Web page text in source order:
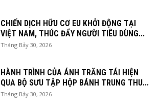
CHIẾN DỊCH HỮU CƠ EU KHỞI ĐỘNG TẠI
VIỆT NAM, THÚC ĐẨY NGƯỜI TIÊU DÙNG...
Tháng Bảy 30, 2026
HÀNH TRÌNH CỦA ÁNH TRĂNG TÁI HIỆN
QUA BỘ SƯU TẬP HỘP BÁNH TRUNG THU...
Tháng Bảy 30, 2026